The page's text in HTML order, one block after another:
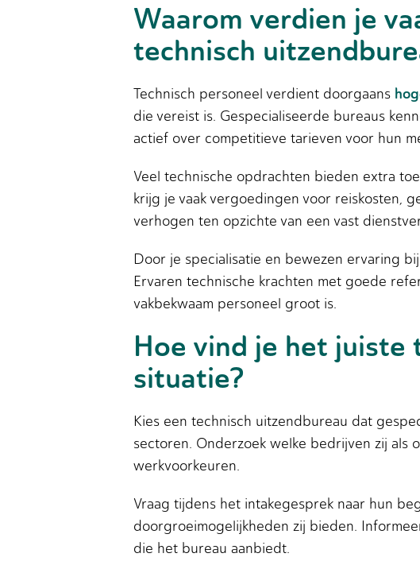
Waarom verdien je
technisch
Technisch personeel verdient doorgaans
die vereist is. Gespecialiseerde bureaus
actief over competitieve tarieven voor hun
Veel technische opdrachten bieden extra
krijg je vaak vergoedingen voor reiskosten,
verhogen ten opzichte van een vast
Door je specialisatie en bewezen ervaring
Ervaren technische krachten met goede
vakbekwaam personeel groot is.
Hoe vind je het juiste
situatie?
Kies een technisch uitzendbureau dat
sectoren. Onderzoek welke bedrijven zij
werkvoorkeuren.
Vraag tijdens het intakegesprek naar hun
doorgroeimogelijkheden zij bieden.
die het bureau aanbiedt.